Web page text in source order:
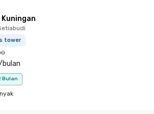
Kuningan
tower
bulan
Bulan